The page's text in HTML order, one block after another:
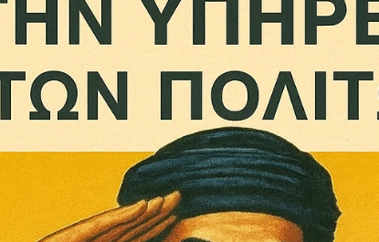
Δεν μπορούν όλοι να πληρώσουν. Και το
Αν βρίσκεσαι σε δύσκολη οικονομική κατάσταση,
παραμένει προσβάσιμη για όλους.
Αν όμως μπορείς, στήριξέ μας σήμερα. Ορίστε δύο
Η στήριξή σου ενισχύει άμεσα την
Κοστίζει λιγότερο από έναν καφέ και η
Επίλεξε σήμερα να γίνεις συνδρομητής ή δωρητής.